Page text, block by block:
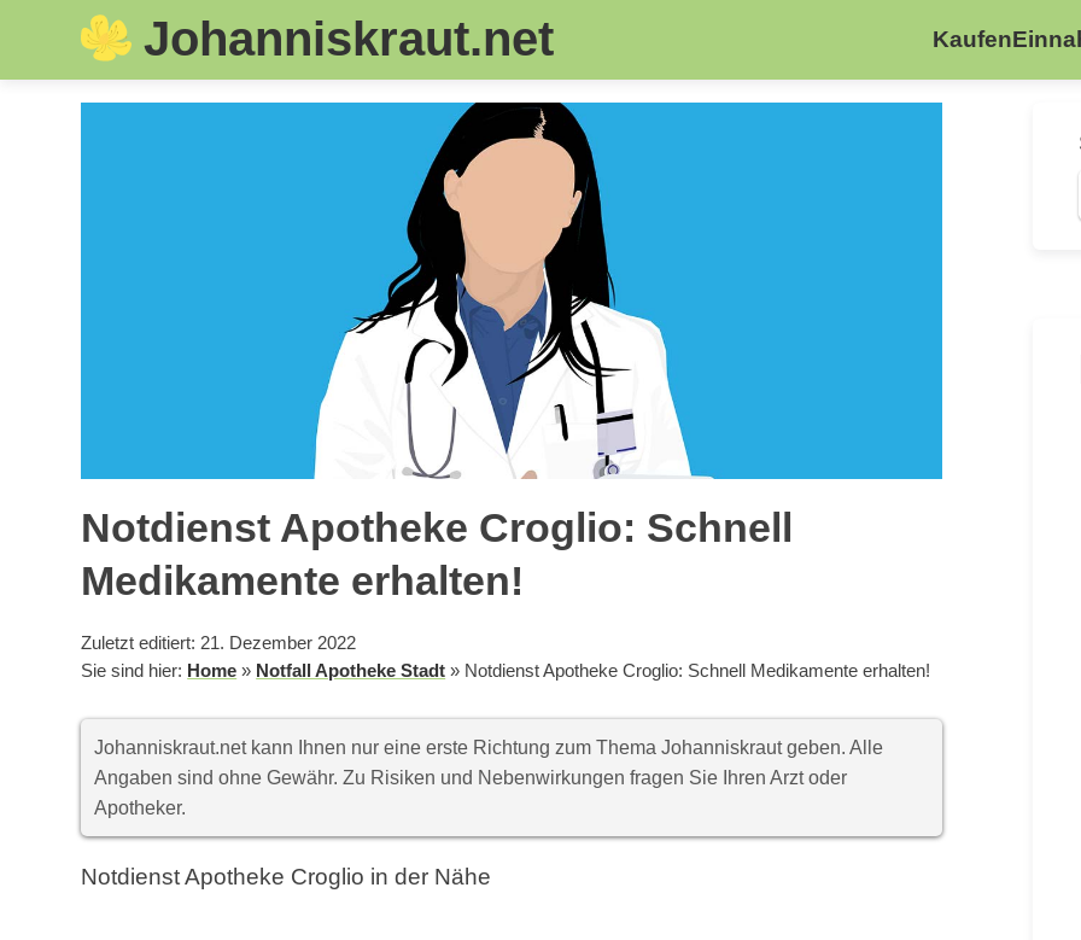
Johanniskraut.net Kaufen
Notdienst Apotheke Croglio: Schnell
Medikamente erhalten!
Zuletzt editiert: 21. Dezember 2022
Sie sind hier: Home » Notfall Apotheke Stadt » Notdienst Apotheke Croglio: Schnell Medikamente erhalten!
Johanniskraut.net kann Ihnen nur eine erste Richtung zum Thema Johanniskraut geben. Alle
Angaben sind ohne Gewähr. Zu Risiken und Nebenwirkungen fragen Sie Ihren Arzt oder
Apotheker.
Notdienst Apotheke Croglio in der Nähe